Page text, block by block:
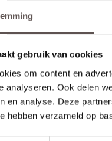
gebruik van cookies
om content en
analyseren. Ook delen
en analyse. Deze
hebben verzameld op